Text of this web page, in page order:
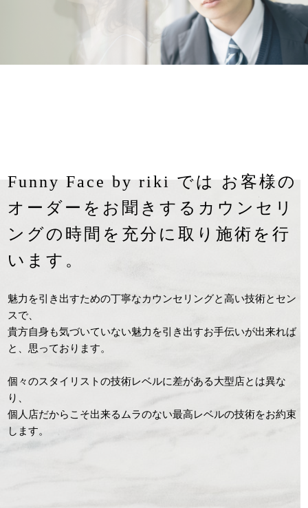
Funny Face by riki では お客様の
オーダーをお聞きするカウンセリ
ングの時間を充分に取り施術を行
います。
魅力を引き出すための丁寧なカウンセリングと高い技術とセン
スで、
貴方自身も気づいていない魅力を引き出すお手伝いが出来れば
と、思っております。
個々のスタイリストの技術レベルに差がある大型店とは異な
り、
個人店だからこそ出来るムラのない最高レベルの技術をお約束
します。